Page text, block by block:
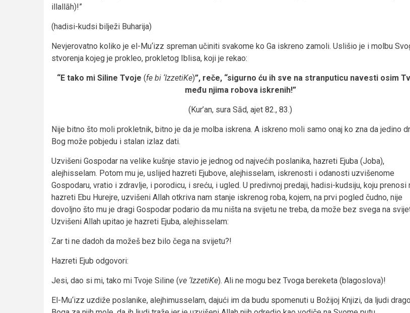
illallāh)!”
(hadisi-kudsi bilježi Buharija)
Nevjerovatno koliko je el-Mu‘izz spreman učiniti svakome ko Ga iskreno zamoli. Uslišio je i molbu
stvorenja kojeg je prokleo, prokletog Iblisa, koji je rekao:
“E tako mi Siline Tvoje (fe bi ‘IzzetiKe)”, reče, “sigurno ću ih sve na stranputicu navesti osim
među njima robova iskrenih!”
(Kur’an, sura Sād, ajet 82., 83.)
Nije bitno što moli prokletnik, bitno je da je molba iskrena. A iskreno moli samo onaj ko zna da jedino
Bog može pobjedu i stalan izlaz dati.
Uzvišeni Gospodar na velike kušnje stavio je jednog od najvećih poslanika, hazreti Ejuba (Joba),
alejhisselam. Potom mu je, uslijed hazreti Ejubove, alejhisselam, iskrenosti i odanosti uzvišenome
Gospodaru, vratio i zdravlje, i porodicu, i sreću, i ugled. U predivnoj predaji, hadisi-kudsiju, koju prenosi
hazreti Ebu Hurejre, uzvišeni Allah otkriva nam stanje iskrenog roba, kojem, na prvi pogled čudno, nije
dovoljno što mu je dragi Gospodar podario da mu ništa na svijetu ne treba, da može bez svega na
Uzvišeni Allah upitao je hazreti Ejuba, alejhisselam:
Zar ti ne dadoh da možeš bez bilo čega na svijetu?!
Hazreti Ejub odgovori:
Jesi, dao si mi, tako mi Tvoje Siline (ve ‘IzzetiKe). Ali ne mogu bez Tvoga bereketa (blagoslova)!
El-Mu‘izz uzdiže poslanike, alejhimusselam, dajući im da budu spomenuti u Božijoj Knjizi, da ljudi